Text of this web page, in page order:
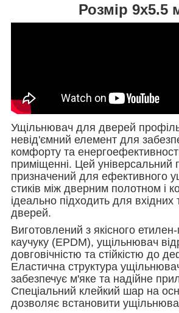
Розмір 9х5.5
Ущільнювач для дверей
невід'ємний елемент для
комфорту та
приміщенні. Цей універсальний
призначений для ефективного
стиків між дверним полотном і
ідеально підходить для вхідних
дверей.
Виготовлений з якісного
каучуку (EPDM), ущільнювач
довговічністю та стійкістю до
Еластична структура
забезпечує м'яке та надійне
Спеціальний клейкий шар на
дозволяє встановити